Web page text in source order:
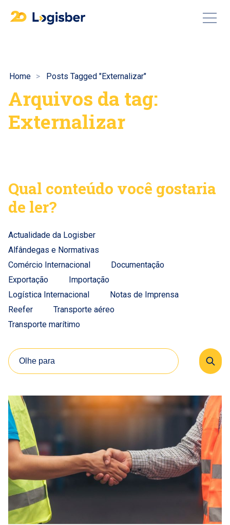
Home Posts Tagged "Externalizar"
Arquivos da tag:
Externalizar
Qual conteúdo você gostaria
de ler?
Actualidade da Logisber
Alfândegas e Normativas
Comércio Internacional
Documentação
Exportação
Importação
Logística Internacional
Notas de Imprensa
Reefer
Transporte aéreo
Transporte marítimo